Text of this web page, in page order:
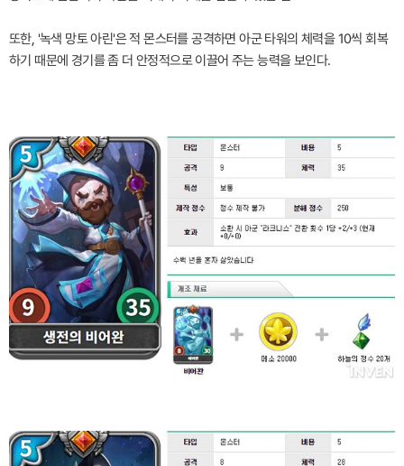
또한, '녹색 망토 아린'은 적 몬스터를 공격하면 아군 타워의 체력을 10씩 회복
하기 때문에 경기를 좀 더 안정적으로 이끌어 주는 능력을 보인다.